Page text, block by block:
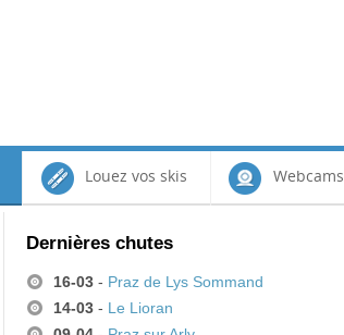
Louez vos skis Webcams
Dernières chutes
16-03 - Praz de Lys Sommand
14-03 - Le Lioran